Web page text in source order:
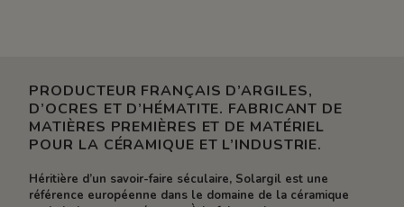
PRODUCTEUR FRANÇAIS D’ARGILES,
D’OCRES ET D’HÉMATITE. FABRICANT DE
MATIÈRES PREMIÈRES ET DE MATÉRIEL
POUR LA CÉRAMIQUE ET L’INDUSTRIE.
Héritière d’un savoir-faire séculaire, Solargil est une
référence européenne dans le domaine de la céramique